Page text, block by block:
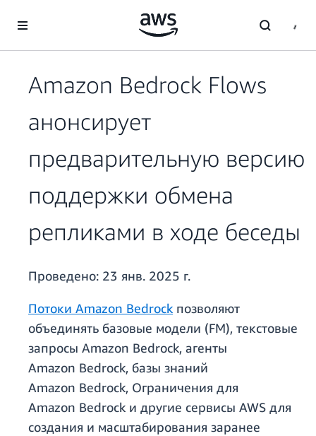
Перейти к главному контенту
Amazon Bedrock Flows
анонсирует
предварительную версию
поддержки обмена
репликами в ходе беседы
Проведено: 23 янв. 2025 г.
Потоки Amazon Bedrock позволяют
объединять базовые модели (FM), текстовые
запросы Amazon Bedrock, агенты
Amazon Bedrock, базы знаний
Amazon Bedrock, Ограничения для
Amazon Bedrock и другие сервисы AWS для
создания и масштабирования заранее